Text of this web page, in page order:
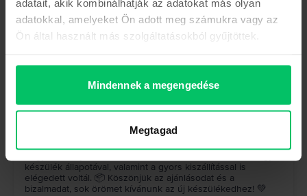
adatait, akik kombinálhatják az adatokat más olyan
adatokkal, amelyeket Ön adott meg számukra vagy az
Ön által használt más szolgáltatásokból gyűjtöttek.
Mindennek a megengedése
Megtagad
Hock József,05 Aug 2026
Samsung Galaxy S23 Ultra 5G Dual Sim, Graphite, 512 GB,
Kiváló
pontos, minden kifogástalanul működik, felülmúlta a
jár
készülék állapotával, valamint a gyors kiszállítással is
elégedett voltál. 📦 Köszönjük az ajánlásodat és a
bizalmadat, sok örömet kívánunk az új készülékedhez! 💚